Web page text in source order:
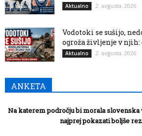
Aktualno 2. avgusta, 2026
Vodotoki se sušijo,
ogroža življenje v njih:
Aktualno 2. avgusta, 2026
ANKETA
Na katerem področju bi morala slovenska
najprej pokazati boljše